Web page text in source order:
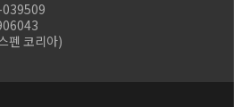
펜 코리아)